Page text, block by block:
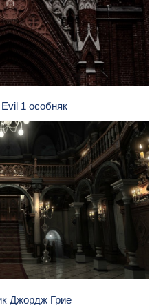
1 особняк
Джордж Грие